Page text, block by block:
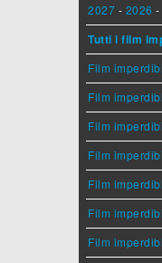
2027 - 2026 -
Tutti i film
Film
Film
Film
Film
Film
Film
Film